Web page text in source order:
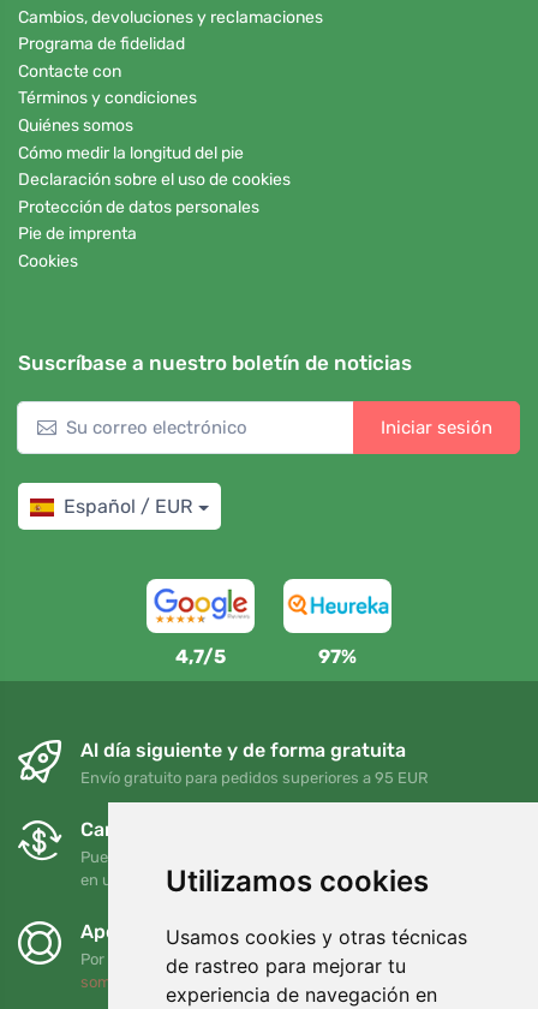
Utilizamos cookies
Usamos cookies y otras técnicas
de rastreo para mejorar tu
experiencia de navegación en
Cambios, devoluciones y reclamaciones
Programa de fidelidad
Contacte con
Términos y condiciones
Quiénes somos
Cómo medir la longitud del pie
Declaración sobre el uso de cookies
Protección de datos personales
Pie de imprenta
Cookies
Suscríbase a nuestro boletín de noticias
Iniciar sesión
Español / EUR
4,7/5 97%
Al día siguiente y de forma gratuita
Envío gratuito para pedidos superiores a 95 EUR
Cambios y devoluciones gratuitos
Puede devolver o cambiar su pedido en cualquier momento
en un plazo de 90 días
Apoyamos a Trees.org
Por cada pedido plantamos un árbol. Leer más
somos